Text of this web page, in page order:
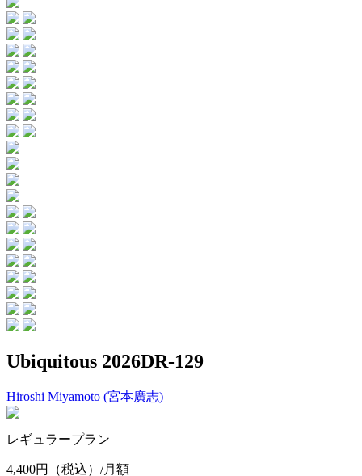
Ubiquitous 2026DR-129
Hiroshi Miyamoto (宮本廣志)
レギュラープラン
4,400円
（税込）/月額